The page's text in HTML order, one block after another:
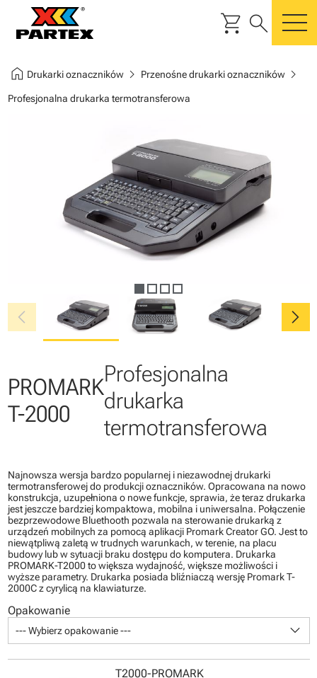
shopping_cart search
home Drukarki oznacznikówchevron_right Przenośne drukarki oznacznikówchevron_right
Profesjonalna drukarka termotransferowa
chevron_left chevron_right
PROMARK
T-2000
Profesjonalna
drukarka
termotransferowa
Najnowsza wersja bardzo popularnej i niezawodnej drukarki
termotransferowej do produkcji oznaczników. Opracowana na nowo
konstrukcja, uzupełniona o nowe funkcje, sprawia, że teraz drukarka
jest jeszcze bardziej kompaktowa, mobilna i uniwersalna. Połączenie
bezprzewodowe Bluethooth pozwala na sterowanie drukarką z
urządzeń mobilnych za pomocą aplikacji Promark Creator GO. Jest to
niewątpliwą zaletą w trudnych warunkach, w terenie, na placu
budowy lub w sytuacji braku dostępu do komputera. Drukarka
PROMARK-T2000 to większa wydajność, większe możliwości i
wyższe parametry. Drukarka posiada bliźniaczą wersję Promark T-
2000C z cyrylicą na klawiaturze.
Opakowanie
--- Wybierz opakowanie --- keyboard_arrow_down
T2000-PROMARK